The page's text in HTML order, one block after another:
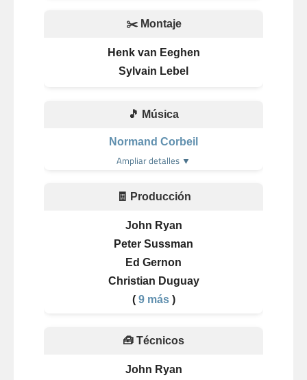
✂️ Montaje
Henk van Eeghen
Sylvain Lebel
🎵 Música
Normand Corbeil
Ampliar detalles ▼
🧾 Producción
John Ryan
Peter Sussman
Ed Gernon
Christian Duguay
( 9 más)
🧰 Técnicos
John Ryan